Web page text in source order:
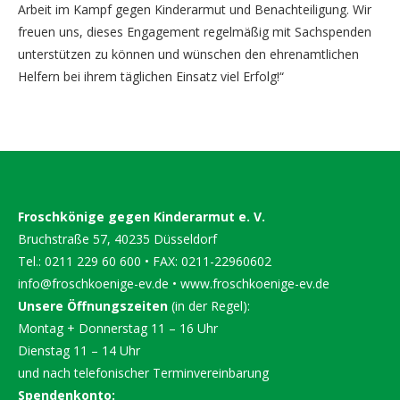
Arbeit im Kampf gegen Kinderarmut und Benachteiligung. Wir
freuen uns, dieses Engagement regelmäßig mit Sachspenden
unterstützen zu können und wünschen den ehrenamtlichen
Helfern bei ihrem täglichen Einsatz viel Erfolg!“
Froschkönige gegen Kinderarmut e. V.
Bruchstraße 57, 40235 Düsseldorf
Tel.: 0211 229 60 600 • FAX: 0211-22960602
info@froschkoenige-ev.de • www.froschkoenige-ev.de
Unsere Öffnungszeiten (in der Regel):
Montag + Donnerstag 11 – 16 Uhr
Dienstag 11 – 14 Uhr
und nach telefonischer Terminvereinbarung
Spendenkonto: